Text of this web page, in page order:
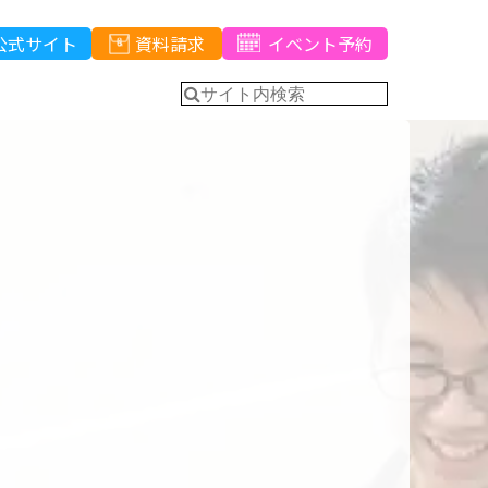
式サイト 資料請求 イベント予約